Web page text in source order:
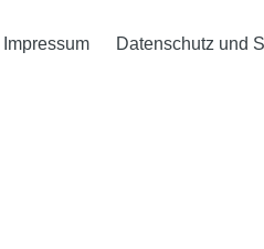
Impressum Datenschutz und